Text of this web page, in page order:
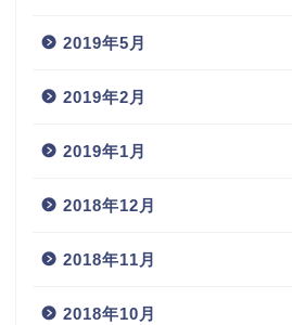
2019年5月
2019年2月
2019年1月
2018年12月
2018年11月
2018年10月